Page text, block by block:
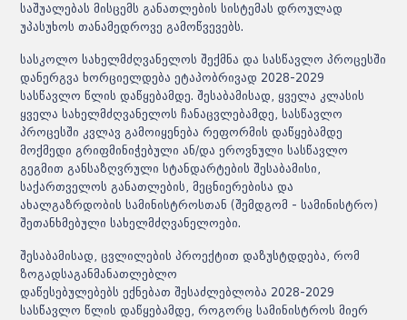
საშუალებას მისცემს განათლების სისტემას დროულად
უპასუხოს თანამედროვე გამოწვევებს.
სასკოლო სახელმძღვანელოს შექმნა და სასწავლო პროცესში
დანერგვა ხორციელდება ეტაპობრივად 2028-2029
სასწავლო წლის დაწყებამდე. შესაბამისად, ყველა კლასის
ყველა სახელმძღვანელოს ჩანაცვლებამდე, სასწავლო
პროცესში კვლავ გამოიყენება რეფორმის დაწყებამდე
მოქმედი გრიფმინიჭებული ან/და ეროვნული სასწავლო
გეგმით განსაზღვრული სტანდარტების შესაბამისი,
საქართველოს განათლების, მეცნიერებისა და
ახალგაზრდობის სამინისტროსთან (შემდგომ - სამინისტრო)
შეთანხმებული სახელმძღვანელოები.
შესაბამისად, ცვლილების პროექტით დაზუსტდდება, რომ
ზოგადსაგანმანათლებლო
დაწესებულებებს ექნებათ შესაძლებლობა 2028-2029
სასწავლო წლის დაწყებამდე, როგორც სამინისტროს მიერ